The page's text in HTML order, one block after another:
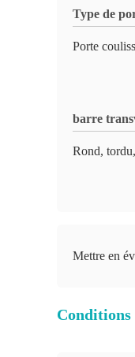
Type de
Porte
barre
Rond,
Mettre en
Conditions